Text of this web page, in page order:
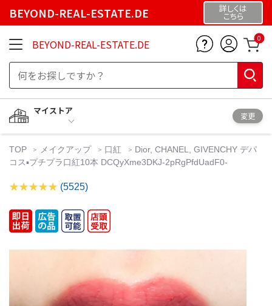
BEYOND-REAL-ESTATE.DE 詳しくは
こちら
BEYOND-REAL-ESTATE.DE 0
マイストア
変更
TOP メイクアップ 口紅
Dior, CHANEL, GIVENCHY デパ
コス▪️プチプラ口紅10本 DCQyXme3DKJ-2pRgPfdUadF0-
(5525)